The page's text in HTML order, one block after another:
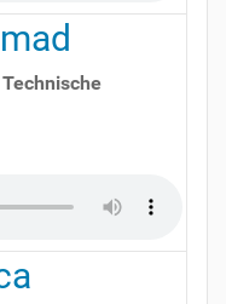
Technische